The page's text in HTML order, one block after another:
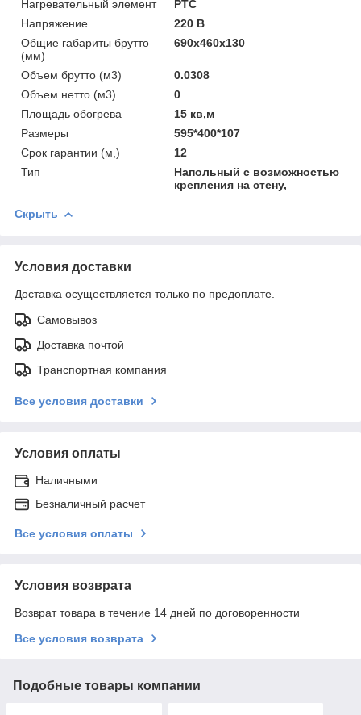
Нагревательный элемент
PTC
Напряжение
220 В
Общие габариты брутто
(мм)
690x460x130
Объем брутто (м3)
0.0308
Объем нетто (м3)
0
Площадь обогрева
15 кв,м
Размеры
595*400*107
Срок гарантии (м,)
12
Тип
Напольный с возможностью
крепления на стену,
Скрыть
Условия доставки
Доставка осуществляется только по предоплате.
Самовывоз
Доставка почтой
Транспортная компания
Все условия доставки
Условия оплаты
Наличными
Безналичный расчет
Все условия оплаты
Условия возврата
Возврат товара в течение 14 дней по договоренности
Все условия возврата
Подобные товары компании